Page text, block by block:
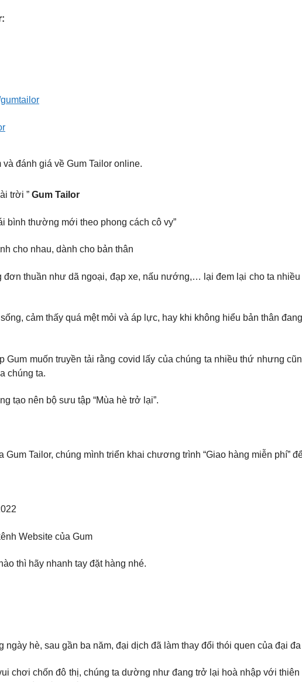
đánh giá về Gum Tailor online.
trời ” Gum Tailor
bình thường mới theo phong cách cô vy”
cho nhau, dành cho bản thân
thuần như dã ngoại, đạp xe, nấu nướng,… lại đem lại cho ta
cảm thấy quá mệt mỏi và áp lực, hay khi không hiểu bản thân
Gum muốn truyền tải rằng covid lấy của chúng ta nhiều thứ nhưng
chúng ta.
tạo nên bộ sưu tập “Mùa hè trở lại”.
Tailor, chúng mình triển khai chương trình “Giao hàng miễn phí”
Website của Gum
thì hãy nhanh tay đặt hàng nhé.
hè, sau gần ba năm, đại dịch đã làm thay đổi thói quen của đại
chơi chốn đô thị, chúng ta dường như đang trở lại hoà nhập với